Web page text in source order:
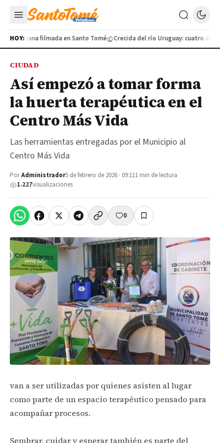
HOY: filmada en Santo Tomé Crecida del río Uruguay: cuatro
CIUDAD
Así empezó a tomar forma
la huerta terapéutica en el
Centro Más Vida
Las herramientas entregadas por el Municipio al
Centro Más Vida
PorAdministrador5 de febrero de 2026 · 09:111 min de lectura
1.227visualizaciones
0
van a ser utilizadas por quienes asisten al lugar
como parte de un espacio terapéutico pensado para
acompañar procesos.
Sembrar, cuidar y esperar también es parte del